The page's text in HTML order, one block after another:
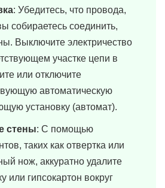
: Убедитесь, что провода,
собираетесь соединить,
Выключите электричество
участке цепи в
или отключите
автоматическую
установку (автомат).
стены: С помощью
таких как отвертка или
нож, аккуратно удалите
или гипсокартон вокруг